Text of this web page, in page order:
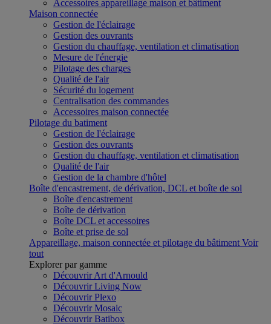
Accessoires appareillage maison et bâtiment
Maison connectée
Gestion de l'éclairage
Gestion des ouvrants
Gestion du chauffage, ventilation et climatisation
Mesure de l'énergie
Pilotage des charges
Qualité de l'air
Sécurité du logement
Centralisation des commandes
Accessoires maison connectée
Pilotage du batiment
Gestion de l'éclairage
Gestion des ouvrants
Gestion du chauffage, ventilation et climatisation
Qualité de l'air
Gestion de la chambre d'hôtel
Boîte d'encastrement, de dérivation, DCL et boîte de sol
Boîte d'encastrement
Boîte de dérivation
Boîte DCL et accessoires
Boîte et prise de sol
Appareillage, maison connectée et pilotage du bâtiment Voir
tout
Explorer par gamme
Découvrir Art d'Arnould
Découvrir Living Now
Découvrir Plexo
Découvrir Mosaic
Découvrir Batibox